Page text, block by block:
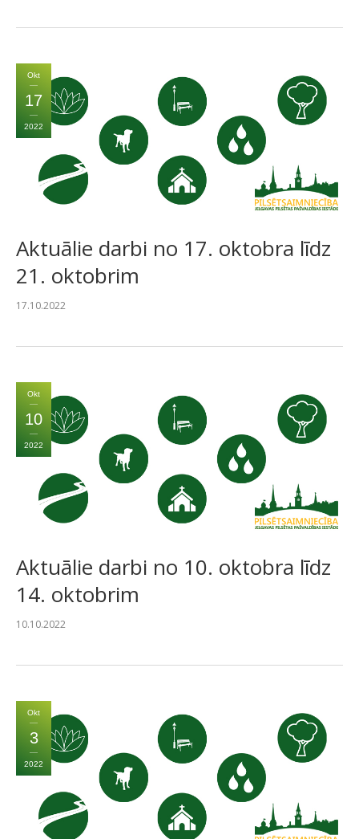
Okt
17
2022
Aktuālie darbi no 17. oktobra līdz
21. oktobrim
17.10.2022
Okt
10
2022
Aktuālie darbi no 10. oktobra līdz
14. oktobrim
10.10.2022
Okt
3
2022